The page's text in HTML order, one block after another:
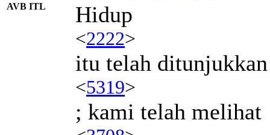
AVB ITL Hidup
<2222>
itu telah ditunjukkan
<5319>
; kami telah melihat